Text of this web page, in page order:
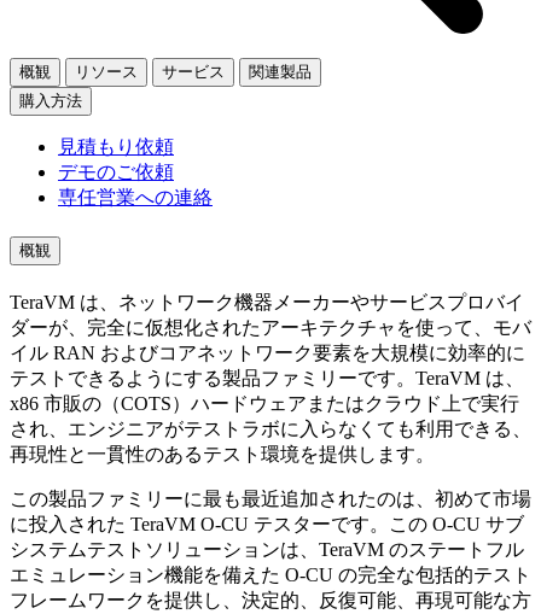
概観 リソース サービス
関連製品
購入方法
見積もり依頼
デモのご依頼
専任営業への連絡
概観
TeraVM は、ネットワーク機器メーカーやサービスプロバイ
ダーが、完全に仮想化されたアーキテクチャを使って、モバ
イル RAN およびコアネットワーク要素を大規模に効率的に
テストできるようにする製品ファミリーです。TeraVM は、
x86 市販の（COTS）ハードウェアまたはクラウド上で実行
され、エンジニアがテストラボに入らなくても利用できる、
再現性と一貫性のあるテスト環境を提供します。
この製品ファミリーに最も最近追加されたのは、初めて市場
に投入された TeraVM O-CU テスターです。この O-CU サブ
システムテストソリューションは、TeraVM のステートフル
エミュレーション機能を備えた O-CU の完全な包括的テスト
フレームワークを提供し、決定的、反復可能、再現可能な方